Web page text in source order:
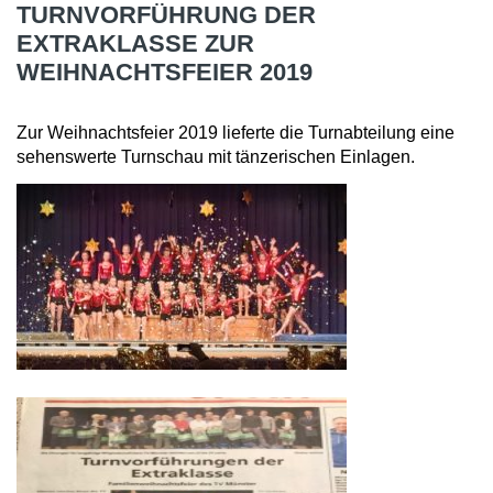
TURNVORFÜHRUNG DER
EXTRAKLASSE ZUR
WEIHNACHTSFEIER 2019
Zur Weihnachtsfeier 2019 lieferte die Turnabteilung eine
sehenswerte Turnschau mit tänzerischen Einlagen.